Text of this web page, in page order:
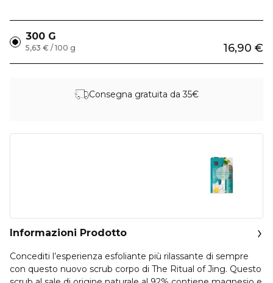
300 G
16,90 €
5,63 € / 100 g
Consegna gratuita da 35€
Informazioni Prodotto
Concediti l’esperienza esfoliante più rilassante di sempre
con questo nuovo scrub corpo di The Ritual of Jing. Questo